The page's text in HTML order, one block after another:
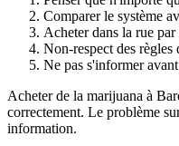
Comparer le système
Acheter dans la rue
Non-respect des règles
Ne pas s'informer
Acheter de la marijuana à
correctement. Le problème
information.